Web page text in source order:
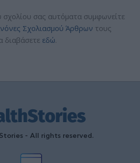
σας αυτόματα συμφωνείτε
Σχολιασμού Άρθρων τους
διαβάσετε εδώ.
- All rights reserved.